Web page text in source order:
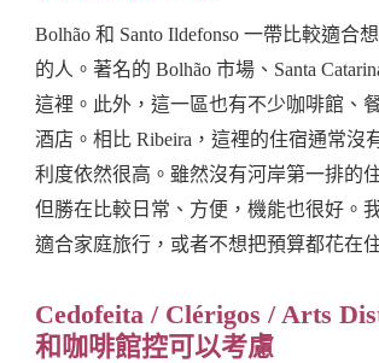
Bolhão 和 Santo Ildefonso 一帶比較適合
的人。著名的 Bolhão 市場、Santa
這裡。此外，這一區也有不少咖啡館、
酒店。相比 Ribeira，這裡的住宿通常沒
利度依然很高。雖然沒有河岸第一排的
但勝在比較日常、方便，機能也很好。
適合家庭旅行，或者不想把預算都花在
Cedofeita / Clérigos / Arts
和咖啡館控可以考慮